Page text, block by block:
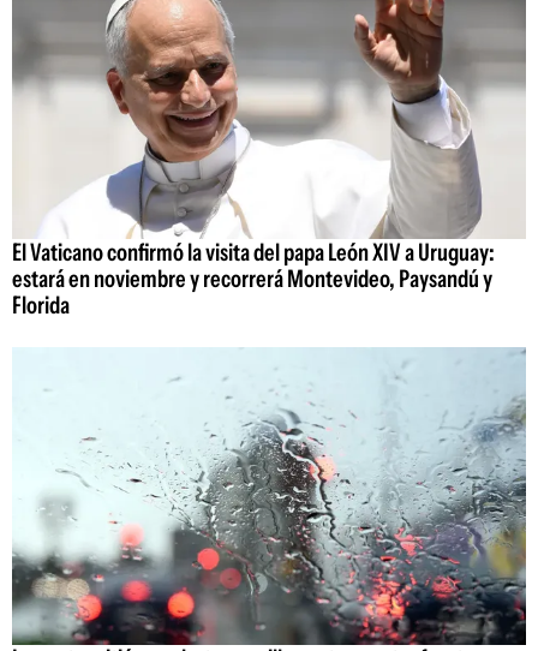
El Vaticano confirmó la visita del papa León XIV a Uruguay:
estará en noviembre y recorrerá Montevideo, Paysandú y
Florida